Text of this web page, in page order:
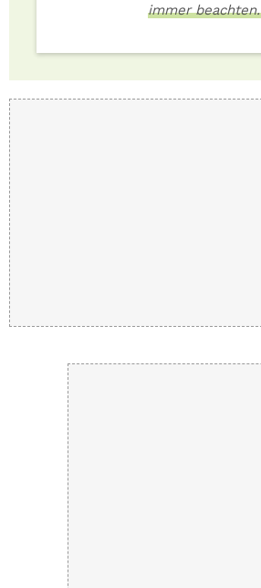
immer beachten.